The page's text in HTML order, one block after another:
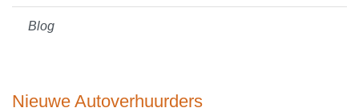
Blog
Nieuwe Autoverhuurders